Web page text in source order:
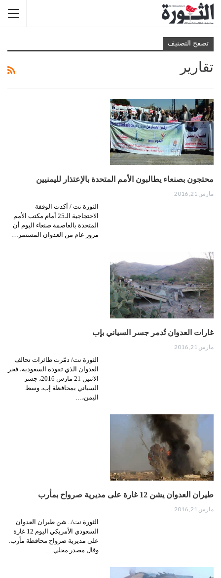
تصفح التصنيف
تقارير
محتجون بصنعاء يطالبون اﻷمم المتحدة بالإعتذار لليمنيين
مارس 21, 2016
الثورة نت / أكدت الوقفة
الاحتجاجية الـ25 أمام مكتب اﻷمم
المتحدة بالعاصمة صنعاء اليوم أن
مرور عام من العدوان المستمر…
غارات العدوان تُدمر جسر السياني بإب
مارس 21, 2016
الثورة نت/ دمّرت طائرات تحالف
العدوان الذي تقوده السعودية، فجر
الاثنين 21 مارس 2016، جسر
السياني بمحافظة إب، وسط
اليمن،…
طيران العدوان يشن 12 غارة على مديرية صرواح بمأرب
مارس 21, 2016
الثورة نت/.. شن طيران العدوان
السعودي الأمريكي اليوم 12 غارة
على مديرية صرواح محافظة مأرب.
وقال مصدر محلي…